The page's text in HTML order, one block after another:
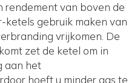
rendement van boven de
ketels gebruik maken van
vrijkomen. De
zet de ketel om in
aan het
hoeft u minder gas te